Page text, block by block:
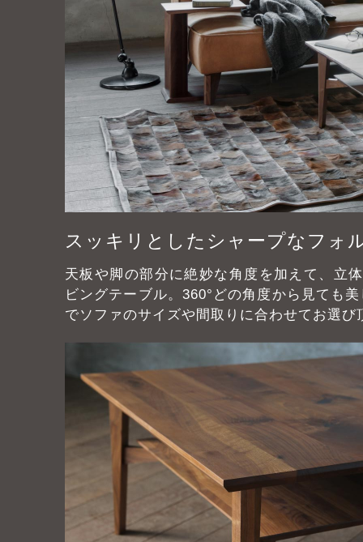
スッキリとしたシャープなフォ
天板や脚の部分に絶妙な角度を加えて、立
ビングテーブル。360°どの角度から見ても
でソファのサイズや間取りに合わせてお選び